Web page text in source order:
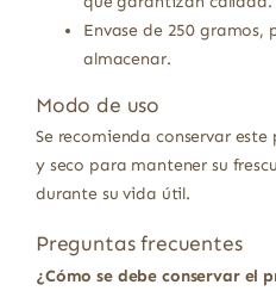
Envase de 250 gramos,
almacenar.
Modo de uso
Se recomienda conservar
y seco para mantener su
durante su vida útil.
Preguntas frecuentes
¿Cómo se debe conservar el